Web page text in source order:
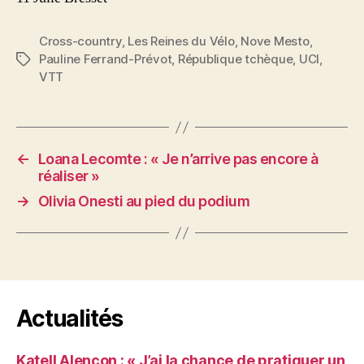
Étiquettes
Cross-country, Les Reines du Vélo, Nove Mesto,
Pauline Ferrand-Prévot, République tchèque, UCI,
VTT
←
Loana Lecomte : « Je n’arrive pas encore à
réaliser »
→
Olivia Onesti au pied du podium
Actualités
Katell Alencon : « J’ai la chance de pratiquer un